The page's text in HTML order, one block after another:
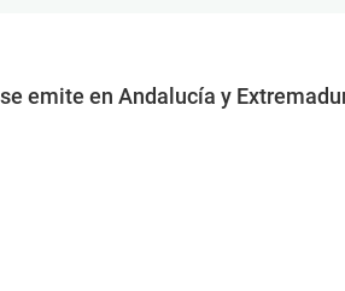
emite en Andalucía y